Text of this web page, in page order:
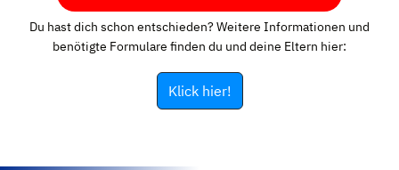
Du hast dich schon entschieden? Weitere Informationen und
benötigte Formulare finden du und deine Eltern hier:
Klick hier!